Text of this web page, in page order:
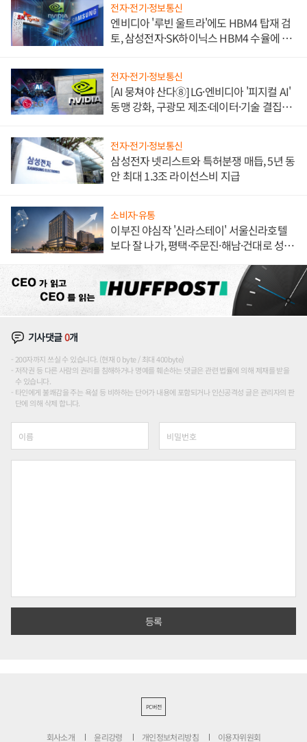
전자·전기·정보통신
엔비디아 '루빈 울트라'에도 HBM4 탑재 검
토, 삼성전자·SK하이닉스 HBM4 수율에 주
전자·전기·정보통신
[AI 뭉쳐야 산다⑧] LG·엔비디아 '피지컬 AI'
동맹 강화, 구광모 제조·데이터·기술 결집
전자·전기·정보통신
삼성전자 넷리스트와 특허분쟁 매듭, 5년 동
안 최대 1.3조 라이선스비 지급
소비자·유통
이부진 야심작 '신라스테이' 서울신라호텔
보다 잘 나가, 평택·주문진·해남·건대로 성
기사댓글0개
200자까지 쓰실 수 있습니다. (현재 0 byte / 최대 400byte)
저작권 등 다른 사람의 권리를 침해하거나 명예를 훼손하는 댓글은 관련 법률에 의해 제재를 받을
수 있습니다.
타인에게 불쾌감을 주는 욕설 등 비하하는 단어가 내용에 포함되거나 인신공격성 글은 관리자의 판
단에 의해 삭제 합니다.
PC버전
회사소개 윤리강령 개인정보처리방침 이용자위원회